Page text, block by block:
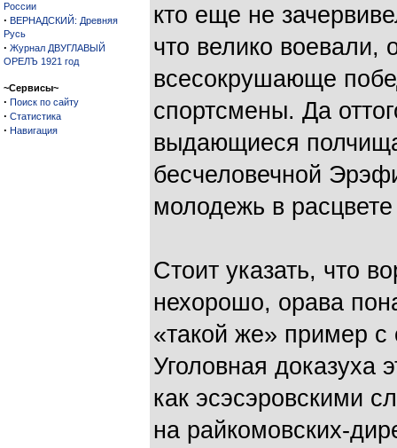
России
· ВЕРНАДСКИЙ: Древняя
Русь
· Журнал ДВУГЛАВЫЙ
ОРЕЛЪ 1921 год
~Сервисы~
· Поиск по сайту
· Статистика
· Навигация
кто еще не
что велико воевали,
всесокрушающе
спортсмены. Да
выдающиеся
бесчеловечной
молодежь в
Стоит указать, что
нехорошо, орава
«такой же» пример
Уголовная доказуха
как эсэсэровскими
на райкомовских-